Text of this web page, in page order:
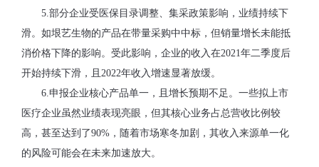
5.部分企业受医保目录调整、集采政策影响，业绩持续下
滑。如垠艺生物的产品在带量采购中中标，但销量增长未能抵
消价格下降的影响。受此影响，企业的收入在2021年二季度后
开始持续下滑，且2022年收入增速显著放缓。
6.申报企业核心产品单一，且增长预期不足。一些拟上市
医疗企业虽然业绩表现亮眼，但其核心业务占总营收比例较
高，甚至达到了90%，随着市场寒冬加剧，其收入来源单一化
的风险可能会在未来加速放大。